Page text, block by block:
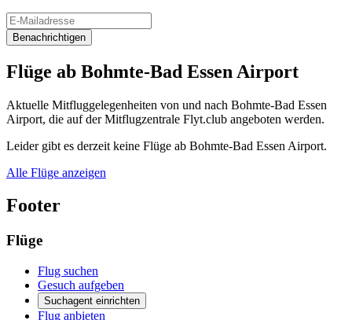
Benachrichtigen
Flüge ab Bohmte-Bad Essen Airport
Aktuelle Mitfluggelegenheiten von und nach Bohmte-Bad Essen
Airport, die auf der Mitflugzentrale Flyt.club angeboten werden.
Leider gibt es derzeit keine Flüge ab Bohmte-Bad Essen Airport.
Alle Flüge anzeigen
Footer
Flüge
Flug suchen
Gesuch aufgeben
Suchagent einrichten
Flug anbieten